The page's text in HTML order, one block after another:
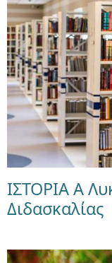
ΙΣΤΟΡΙΑ Α
Διδασκαλίας